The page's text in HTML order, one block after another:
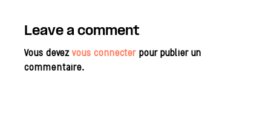
Leave a comment
Vous devezvous connecter pour publier un
commentaire.